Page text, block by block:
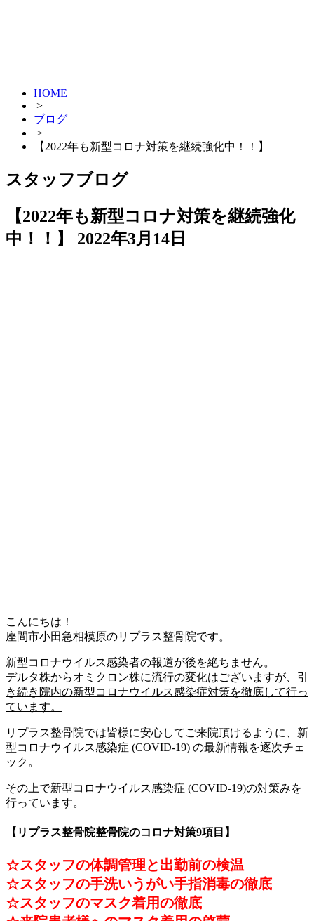
HOME
>
ブログ
>
【2022年も新型コロナ対策を継続強化中！！】
スタッフブログ
【2022年も新型コロナ対策を継続強化
中！！】
2022年3月14日
こんにちは！
座間市小田急相模原のリプラス整骨院です。
新型コロナウイルス感染者の報道が後を絶ちません。
デルタ株からオミクロン株に流行の変化はございますが、 引
き続き院内の新型コロナウイルス感染症対策を徹底して行っ
ています。
リプラス整骨院では皆様に安心してご来院頂けるように、新
型コロナウイルス感染症 (COVID-19) の最新情報を逐次チェ
ック。
その上で新型コロナウイルス感染症 (COVID-19)の対策みを
行っています。
【リプラス整骨院整骨院のコロナ対策9項目】
☆スタッフの体調管理と出勤前の検温
☆スタッフの手洗いうがい手指消毒の徹底
☆スタッフのマスク着用の徹底